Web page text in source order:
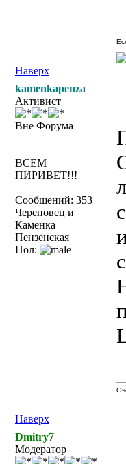
Наверх
kamenkapenza
Активист
Вне Форума
ВСЕМ
ПИРИВЕТ!!!
Сообщений: 353
Череповец и
Каменка
Пензенская
Пол:
Наверх
Dmitry7
Модератор